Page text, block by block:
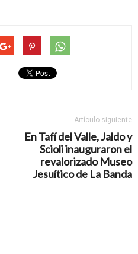
Artículo siguiente
En Tafí del Valle, Jaldo y
Scioli inauguraron el
revalorizado Museo
Jesuítico de La Banda